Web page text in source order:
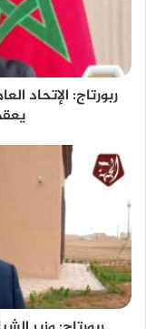
ربورتاج: الإتحاد